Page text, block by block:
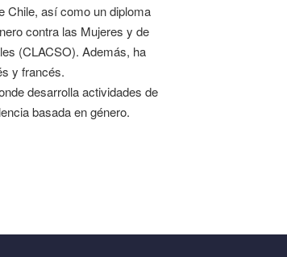
Chile, así como un diploma
contra las Mujeres y de
(CLACSO). Además, ha
y francés.
desarrolla actividades de
basada en género.